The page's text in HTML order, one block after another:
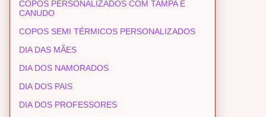
COPOS PERSONALIZADOS COM TAMPA E
CANUDO
COPOS SEMI TÉRMICOS PERSONALIZADOS
DIA DAS MÃES
DIA DOS NAMORADOS
DIA DOS PAIS
DIA DOS PROFESSORES